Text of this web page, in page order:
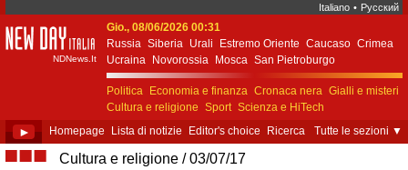
Italiano • Русский
New Day Italia
NDNews.It
Gio., 08/06/2026 00:31
Russia Siberia Urali Estremo Oriente Caucaso Crimea
Ucraina
Novorossia Mosca San Pietroburgo
Ekaterinburgo Kiev Simferopol
Sebastopoli
Politica
Economia e finanza Cronaca nera Gialli e misteri
Cultura e religione Sport Scienza e HiTech
Costume e società
Unione Europea
► Homepage Lista di notizie Editor's choice Ricerca Tutte le sezioni ▼
■■■ Cultura e religione 03/07/17